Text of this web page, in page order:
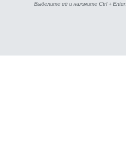
Выделите её и нажмите Ctrl + Enter.